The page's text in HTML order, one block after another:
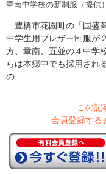
章南中学校の新制服（提供）
豊橋市花園町の「国盛
中学生用ブレザー制服が
方、章南、五並の４中学
らは本郷中でも採用さ
の...
この記
会員登録する